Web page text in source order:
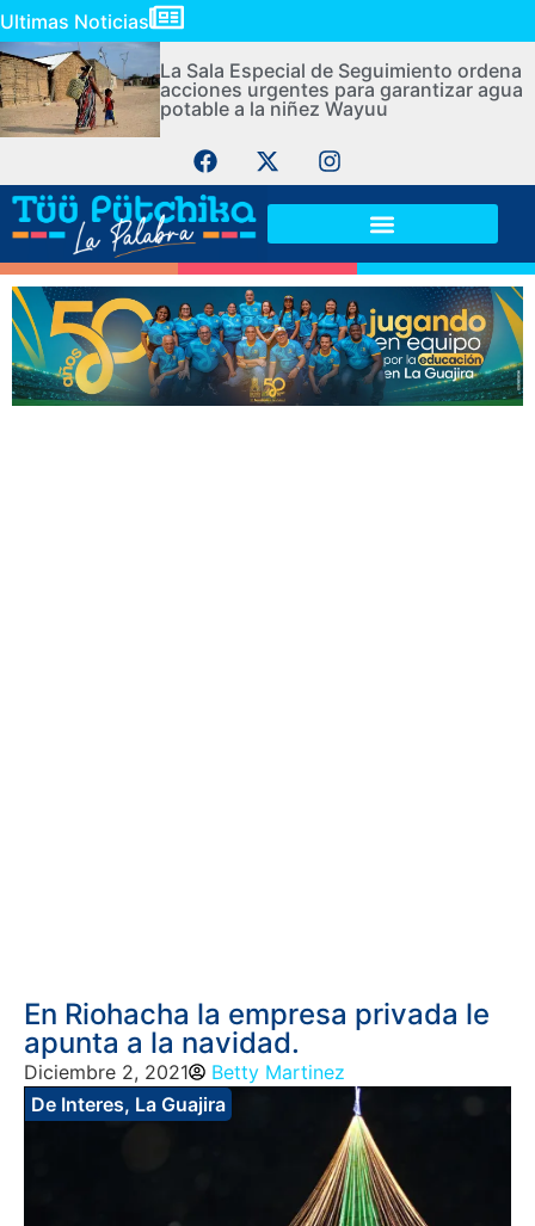
Ultimas Noticias
La Sala Especial de Seguimiento ordena
acciones urgentes para garantizar agua
potable a la niñez Wayuu
En Riohacha la empresa privada le
apunta a la navidad.
Diciembre 2, 2021
Betty Martinez
De Interes, La Guajira